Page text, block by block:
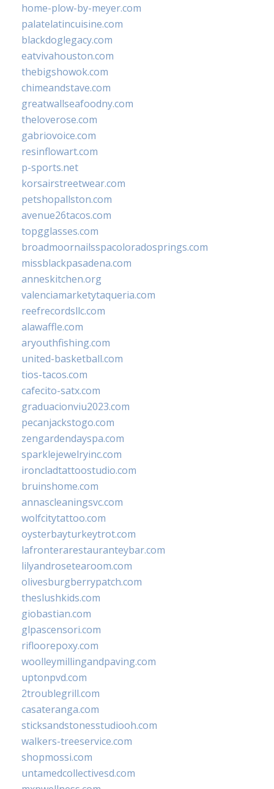
home-plow-by-meyer.com
palatelatincuisine.com
blackdoglegacy.com
eatvivahouston.com
thebigshowok.com
chimeandstave.com
greatwallseafoodny.com
theloverose.com
gabriovoice.com
resinflowart.com
p-sports.net
korsairstreetwear.com
petshopallston.com
avenue26tacos.com
topgglasses.com
broadmoornailsspacoloradosprings.com
missblackpasadena.com
anneskitchen.org
valenciamarketytaqueria.com
reefrecordsllc.com
alawaffle.com
aryouthfishing.com
united-basketball.com
tios-tacos.com
cafecito-satx.com
graduacionviu2023.com
pecanjackstogo.com
zengardendayspa.com
sparklejewelryinc.com
ironcladtattoostudio.com
bruinshome.com
annascleaningsvc.com
wolfcitytattoo.com
oysterbayturkeytrot.com
lafronterarestauranteybar.com
lilyandrosetearoom.com
olivesburgberrypatch.com
theslushkids.com
giobastian.com
glpascensori.com
rifloorepoxy.com
woolleymillingandpaving.com
uptonpvd.com
2troublegrill.com
casateranga.com
sticksandstonesstudiooh.com
walkers-treeservice.com
shopmossi.com
untamedcollectivesd.com